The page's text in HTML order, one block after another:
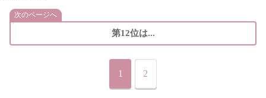
次のページへ
第12位は...
1 2